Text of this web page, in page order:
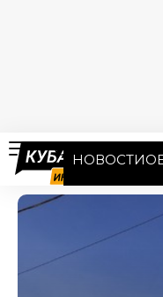
НОВОСТИ